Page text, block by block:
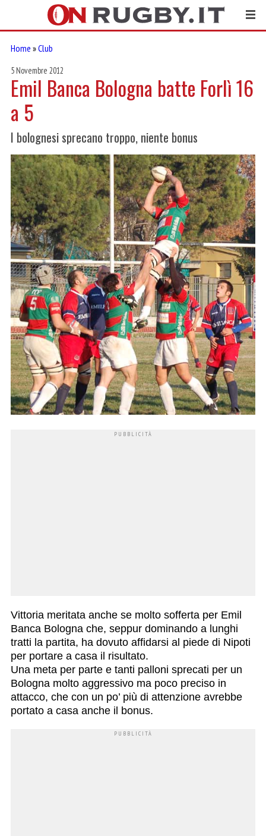
Home »Club
5 Novembre 2012
Emil Banca Bologna batte Forlì 16
a 5
I bolognesi sprecano troppo, niente bonus
Vittoria meritata anche se molto sofferta per Emil
Banca Bologna che, seppur dominando a lunghi
tratti la partita, ha dovuto affidarsi al piede di Nipoti
per portare a casa il risultato.
Una meta per parte e tanti palloni sprecati per un
Bologna molto aggressivo ma poco preciso in
attacco, che con un po’ più di attenzione avrebbe
portato a casa anche il bonus.